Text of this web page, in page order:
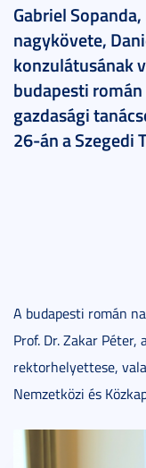
Gabriel
nagykövete,
konzulátusának
budapesti
gazdasági
26-án a Szegedi
A budapesti román
Prof. Dr. Zakar Péter,
rektorhelyettese,
Nemzetközi és